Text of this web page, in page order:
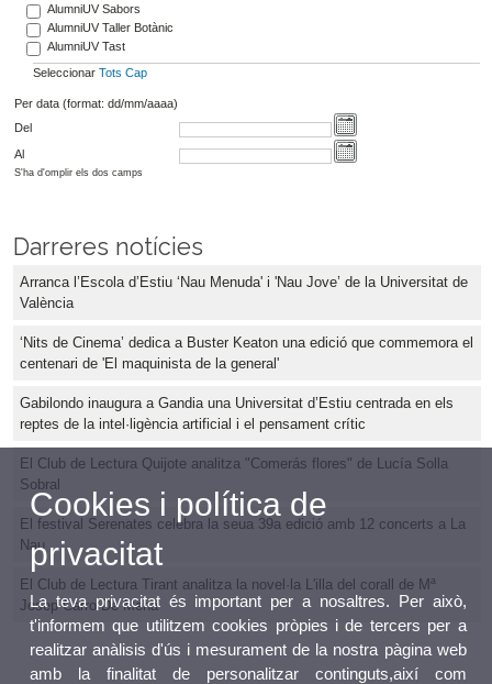
AlumniUV Sabors
AlumniUV Taller Botànic
AlumniUV Tast
Seleccionar Tots Cap
Per data (format: dd/mm/aaaa)
Del
Al
S'ha d'omplir els dos camps
Darreres notícies
Arranca l’Escola d’Estiu ‘Nau Menuda' i 'Nau Jove’ de la Universitat de
València
‘Nits de Cinema’ dedica a Buster Keaton una edició que commemora el
centenari de 'El maquinista de la general'
Gabilondo inaugura a Gandia una Universitat d’Estiu centrada en els
reptes de la intel·ligència artificial i el pensament crític
El Club de Lectura Quijote analitza "Comerás flores" de Lucía Solla
Sobral
El festival Serenates celebra la seua 39a edició amb 12 concerts a La
Nau
El Club de Lectura Tirant analitza la novel·la L'illa del corall de Mª
Josep Carro De Mena
Cookies i política de
privacitat
La teva privacitat és important per a nosaltres. Per això,
t'informem que utilitzem cookies pròpies i de tercers per a
realitzar anàlisis d'ús i mesurament de la nostra pàgina web
amb la finalitat de personalitzar continguts,així com